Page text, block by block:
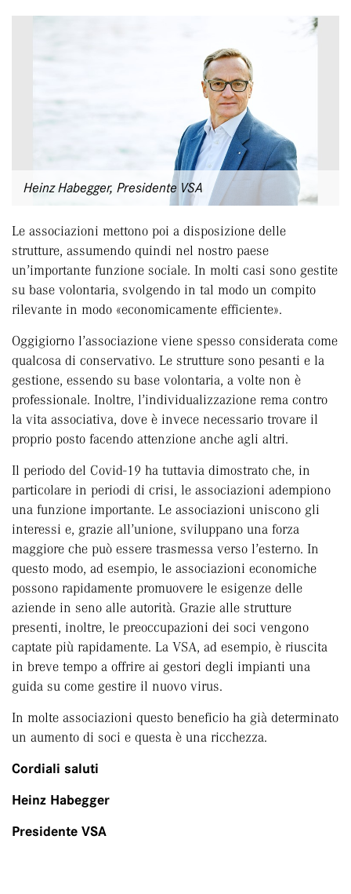
Heinz Habegger, Presidente VSA
Le associazioni mettono poi a disposizione delle
strutture, assumendo quindi nel nostro paese
un’importante funzione sociale. In molti casi sono gestite
su base volontaria, svolgendo in tal modo un compito
rilevante in modo «economicamente efficiente».
Oggigiorno l’associazione viene spesso considerata come
qualcosa di conservativo. Le strutture sono pesanti e la
gestione, essendo su base volontaria, a volte non è
professionale. Inoltre, l’individualizzazione rema contro
la vita associativa, dove è invece necessario trovare il
proprio posto facendo attenzione anche agli altri.
Il periodo del Covid-19 ha tuttavia dimostrato che, in
particolare in periodi di crisi, le associazioni adempiono
una funzione importante. Le associazioni uniscono gli
interessi e, grazie all’unione, sviluppano una forza
maggiore che può essere trasmessa verso l’esterno. In
questo modo, ad esempio, le associazioni economiche
possono rapidamente promuovere le esigenze delle
aziende in seno alle autorità. Grazie alle strutture
presenti, inoltre, le preoccupazioni dei soci vengono
captate più rapidamente. La VSA, ad esempio, è riuscita
in breve tempo a offrire ai gestori degli impianti una
guida su come gestire il nuovo virus.
In molte associazioni questo beneficio ha già determinato
un aumento di soci e questa è una ricchezza.
Cordiali saluti
Heinz Habegger
Presidente VSA